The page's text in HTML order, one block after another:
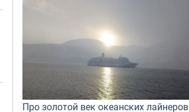
Про золотой век океанских лайнеров